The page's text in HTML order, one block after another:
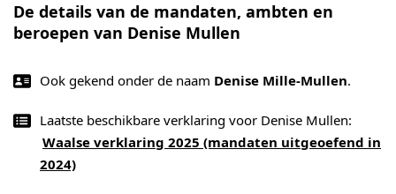
De details van de mandaten, ambten en
beroepen van Denise Mullen
Ook gekend onder de naam Denise Mille-Mullen.
Laatste beschikbare verklaring voor Denise Mullen:
Waalse verklaring 2025 (mandaten uitgeoefend in
2024)